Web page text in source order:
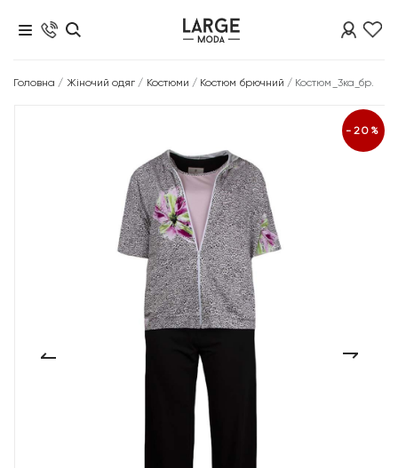
Головна / Жіночий одяг / Костюми / Костюм брючний / Костюм_3ка_бр.
-20%